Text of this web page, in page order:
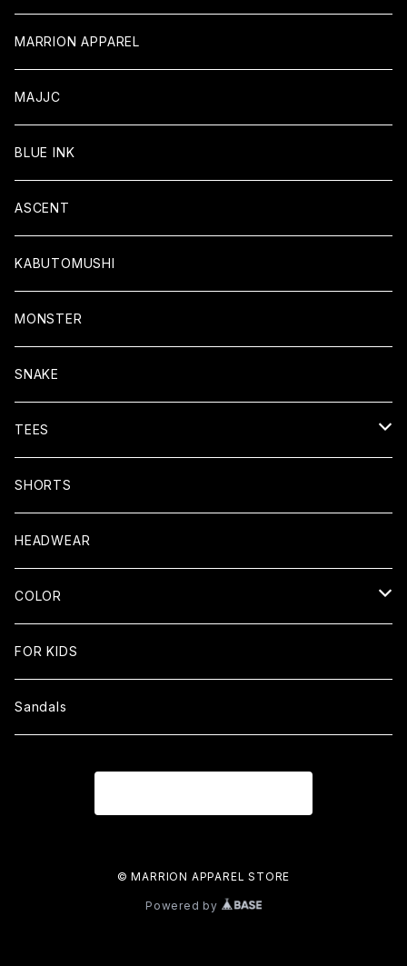
MARRION APPAREL
MAJJC
BLUE INK
ASCENT
KABUTOMUSHI
MONSTER
SNAKE
TEES
Cotton100% Tee
Dry Tees
Big Silhouette Tee
LONG SLEEVE
Tank top
SHORTS
HEADWEAR
COLOR
Black
white
FOR KIDS
Sandals
© MARRION APPAREL STORE
Powered by